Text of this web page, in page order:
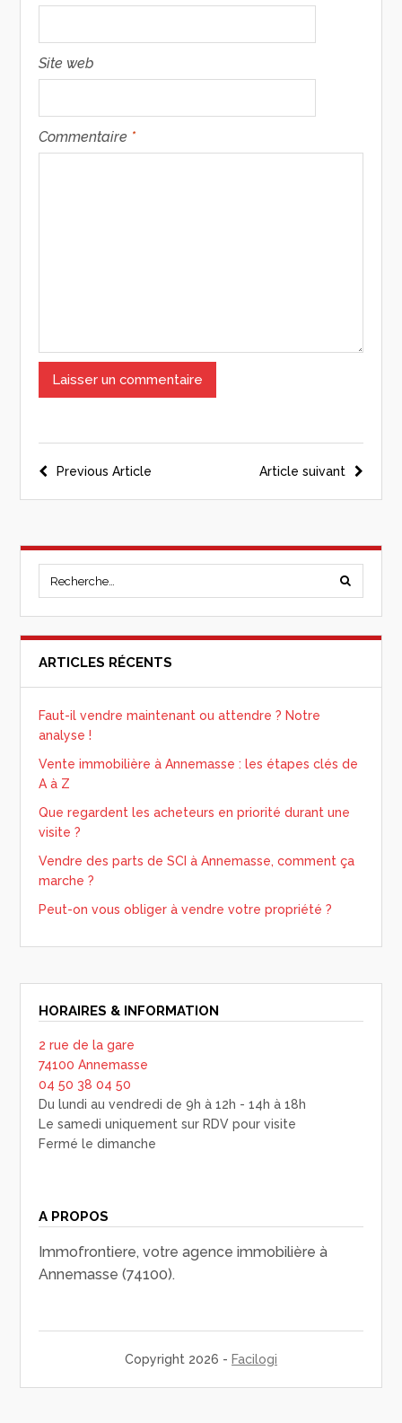
Site web
Commentaire *
Article suivant
Previous Article
ARTICLES RÉCENTS
Faut-il vendre maintenant ou attendre ? Notre
analyse !
Vente immobilière à Annemasse : les étapes clés de
A à Z
Que regardent les acheteurs en priorité durant une
visite ?
Vendre des parts de SCI à Annemasse, comment ça
marche ?
Peut-on vous obliger à vendre votre propriété ?
HORAIRES & INFORMATION
2 rue de la gare
74100 Annemasse
04 50 38 04 50
Du lundi au vendredi de 9h à 12h - 14h à 18h
Le samedi uniquement sur RDV pour visite
Fermé le dimanche
A PROPOS
Immofrontiere, votre agence immobilière à
Annemasse (74100).
Copyright 2026 - Facilogi